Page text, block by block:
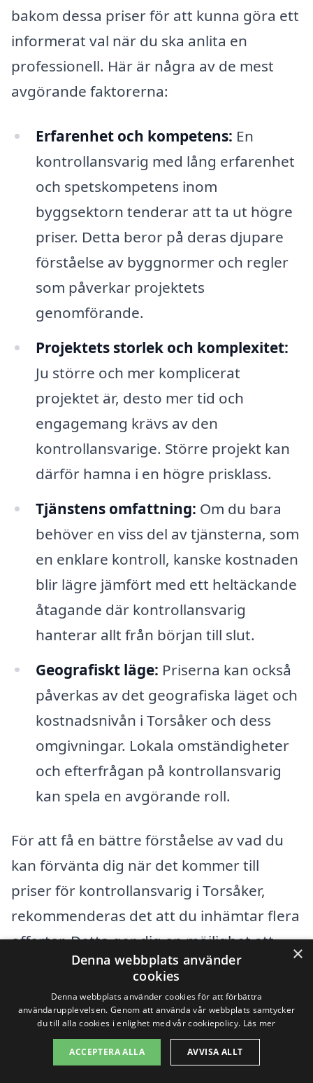
bakom dessa priser för att kunna göra ett
informerat val när du ska anlita en
professionell. Här är några av de mest
avgörande faktorerna:
Erfarenhet och kompetens: En
kontrollansvarig med lång erfarenhet
och spetskompetens inom
byggsektorn tenderar att ta ut högre
priser. Detta beror på deras djupare
förståelse av byggnormer och regler
som påverkar projektets
genomförande.
Projektets storlek och komplexitet:
Ju större och mer komplicerat
projektet är, desto mer tid och
engagemang krävs av den
kontrollansvarige. Större projekt kan
därför hamna i en högre prisklass.
Tjänstens omfattning: Om du bara
behöver en viss del av tjänsterna, som
en enklare kontroll, kanske kostnaden
blir lägre jämfört med ett heltäckande
åtagande där kontrollansvarig
hanterar allt från början till slut.
Geografiskt läge: Priserna kan också
påverkas av det geografiska läget och
kostnadsnivån i Torsåker och dess
omgivningar. Lokala omständigheter
och efterfrågan på kontrollansvarig
kan spela en avgörande roll.
För att få en bättre förståelse av vad du
kan förvänta dig när det kommer till
priser för kontrollansvarig i Torsåker,
rekommenderas det att du inhämtar flera
offerter. Detta ger dig en möjlighet att
jämföra priser och tjänster, samt att hitta
den lösning som bäst passar dina behov.
Plattformen kontrollansvarig-pris.se gör
det enkelt att begära offerter från olika
företag, så att du kan fatta det bästa
×
Denna webbplats använder
cookies
Denna webbplats använder cookies för att förbättra
användarupplevelsen. Genom att använda vår webbplats samtycker
du till alla cookies i enlighet med vår cookiepolicy. Läs mer
ACCEPTERA ALLA AVVISA ALLT